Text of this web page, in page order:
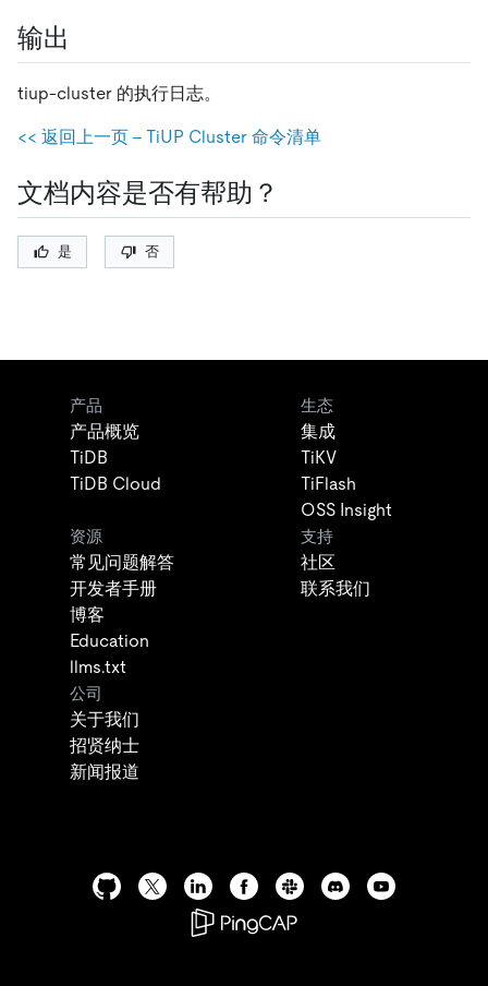
输出
tiup-cluster 的执行日志。
<< 返回上一页 - TiUP Cluster 命令清单
文档内容是否有帮助？
是 否
产品
产品概览
TiDB
TiDB Cloud
生态
集成
TiKV
TiFlash
OSS Insight
资源
常见问题解答
开发者手册
博客
Education
llms.txt
支持
社区
联系我们
公司
关于我们
招贤纳士
新闻报道